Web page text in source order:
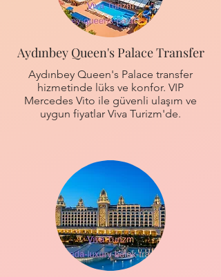
Aydınbey Queen's Palace Transfer
Aydınbey Queen's Palace transfer
hizmetinde lüks ve konfor. VIP
Mercedes Vito ile güvenli ulaşım ve
uygun fiyatlar Viva Turizm'de.